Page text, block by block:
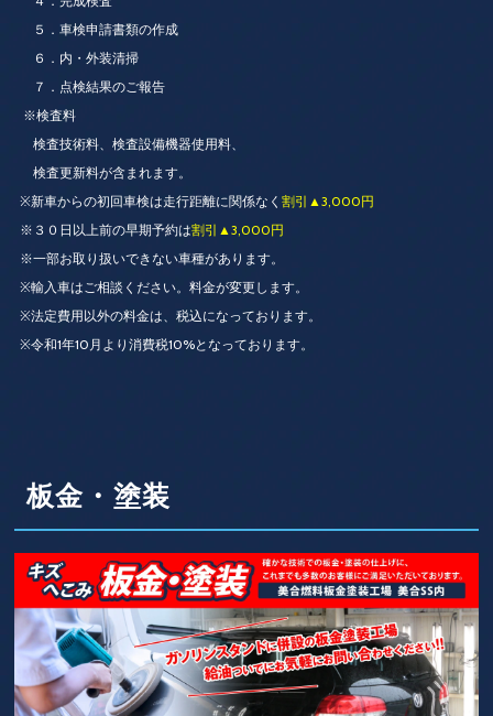
５．車検申請書類の作成
６．内・外装清掃
７．点検結果のご報告
※検査料
検査技術料、検査設備機器使用料、
検査更新料が含まれます。
※新車からの初回車検は走行距離に関係なく割引▲3,000円
※３０日以上前の早期予約は割引▲3,000円
※一部お取り扱いできない車種があります。
※輸入車はご相談ください。料金が変更します。
※法定費用以外の料金は、税込になっております。
※令和1年10月より消費税10%となっております。
板金・塗装